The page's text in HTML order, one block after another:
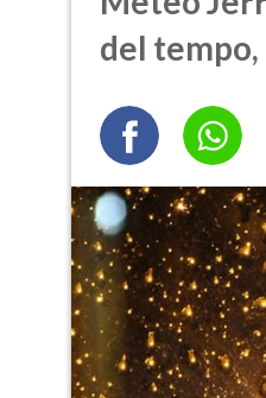
del